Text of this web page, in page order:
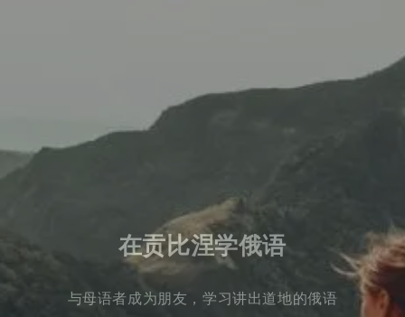
在贡比涅学俄语
与母语者成为朋友，学习讲出道地的俄语